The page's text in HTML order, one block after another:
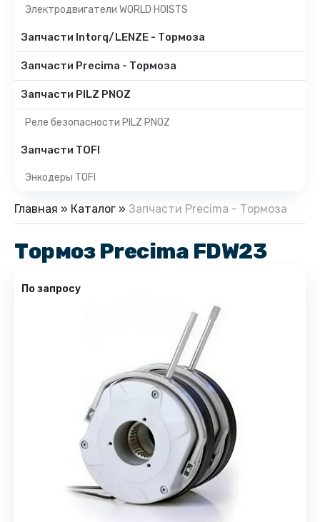
Электродвигатели WORLD HOISTS
Запчасти Intorq/LENZE - Тормоза
Запчасти Precima - Тормоза
Запчасти PILZ PNOZ
Реле безопасности PILZ PNOZ
Запчасти TOFI
Энкодеры TOFI
Главная » Каталог » Запчасти Precima - Тормоза
Тормоз Precima FDW23
По запросу